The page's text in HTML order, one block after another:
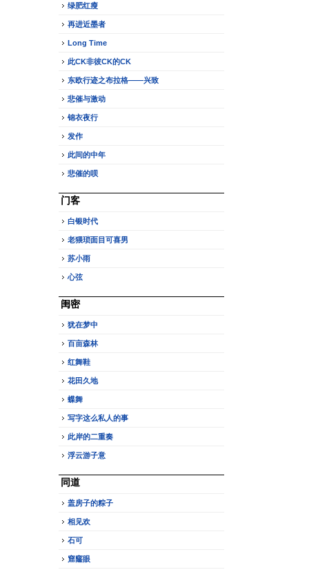
绿肥红瘦
再进近墨者
Long Time
此CK非彼CK的CK
东欧行迹之布拉格——兴致
悲催与激动
锦衣夜行
发作
此间的中年
悲催的呗
门客
白银时代
老猥琐面目可喜男
苏小雨
心弦
闺密
犹在梦中
百亩森林
红舞鞋
花田久地
蝶舞
写字这么私人的事
此岸的二重奏
浮云游子意
同道
盖房子的粽子
相见欢
石可
窟窿眼